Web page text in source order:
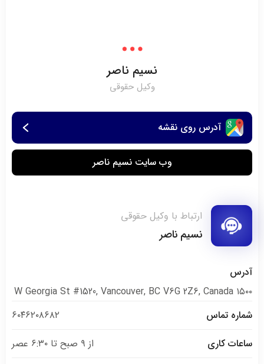
نسیم ناصر
وکیل حقوقی
آدرس روی نقشه
وب سایت نسیم ناصر
ارتباط با وکیل حقوقی
نسیم ناصر
آدرس
۱۵۰۰ W Georgia St #1520, Vancouver, BC V6G 2Z6, Canada
شماره تماس
۶۰۴۶۲۰۸۶۸۲
ساعات کاری
از ۹ صبح تا ۶:۳۰ عصر